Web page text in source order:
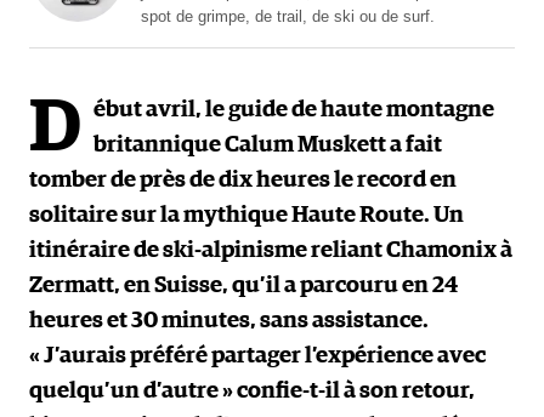
spot de grimpe, de trail, de ski ou de surf.
D ébut avril, le guide de haute montagne
britannique Calum Muskett a fait
tomber de près de dix heures le record en
solitaire sur la mythique Haute Route. Un
itinéraire de ski-alpinisme reliant Chamonix à
Zermatt, en Suisse, qu’il a parcouru en 24
heures et 30 minutes, sans assistance.
« J’aurais préféré partager l’expérience avec
quelqu’un d’autre » confie-t-il à son retour,